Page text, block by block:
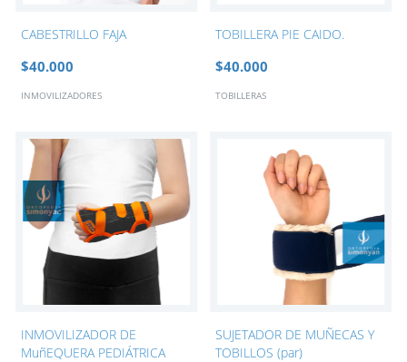
CABESTRILLO FAJA
$40.000
INMOVILIZADORES
TOBILLERA PIE CAIDO.
$40.000
TOBILLERAS
INMOVILIZADOR DE
MuñEQUERA PEDIÁTRICA
SUJETADOR DE MUÑECAS Y
TOBILLOS (par)